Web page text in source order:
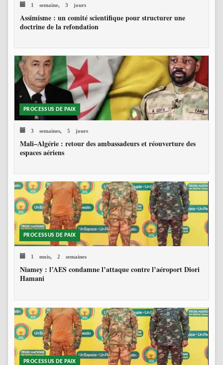
1 semaine, 3 jours
Assimisme : un comité scientifique pour structurer une
doctrine de la refondation
PROCESSUS DE PAIX
3 semaines, 5 jours
Mali–Algérie : retour des ambassadeurs et réouverture des
espaces aériens
PROCESSUS DE PAIX
1 mois, 2 semaines
Niamey : l’AES condamne l’attaque contre l’aéroport Diori
Hamani
PROCESSUS DE PAIX